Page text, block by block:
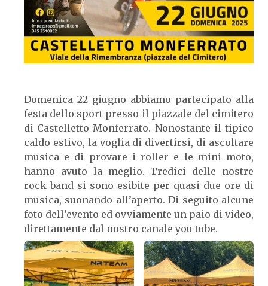
Domenica 22 giugno abbiamo partecipato alla
festa dello sport presso il piazzale del cimitero
di Castelletto Monferrato. Nonostante il tipico
caldo estivo, la voglia di divertirsi, di ascoltare
musica e di provare i roller e le mini moto,
hanno avuto la meglio. Tredici delle nostre
rock band si sono esibite per quasi due ore di
musica, suonando all’aperto. Di seguito alcune
foto dell’evento ed ovviamente un paio di video,
direttamente dal nostro canale you tube.